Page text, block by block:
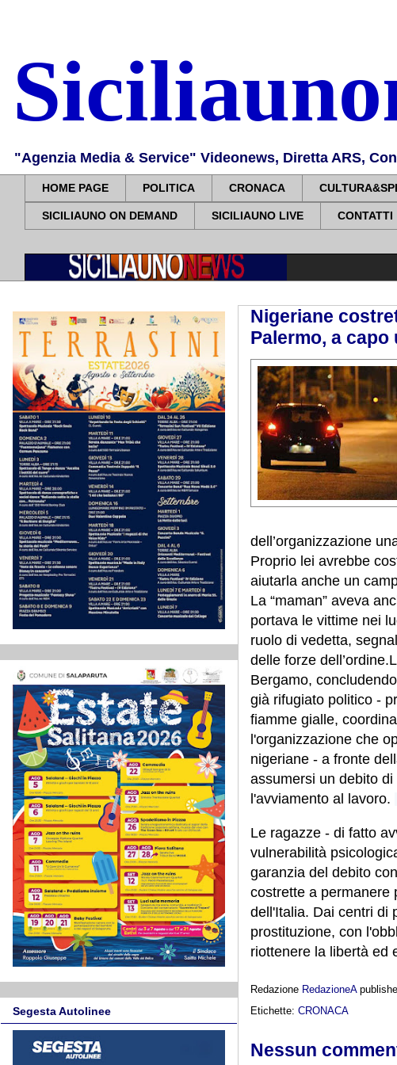
"Agenzia Media & Service" Videonews, Diretta ARS,
HOME PAGE POLITICA CRONACA
SICILIAUNO ON DEMAND SICILIAUNO LIVE CONTATTI
Nigeriane
Palermo, a
dell’organizzazione
Proprio lei avrebbe
aiutarla anche un
La “maman” aveva
portava le vittime nei
ruolo di vedetta,
delle forze dell’ordine.
Bergamo,
già rifugiato politico -
fiamme gialle,
l'organizzazione che
nigeriane - a fronte
assumersi un debito
l'avviamento al lavoro.
Le ragazze - di fatto
vulnerabilità
garanzia del debito
costrette a permanere
dell'Italia. Dai centri di
prostituzione, con
riottenere la libertà ed
Redazione RedazioneA
Etichette: CRONACA
Nessun
Segesta Autolinee